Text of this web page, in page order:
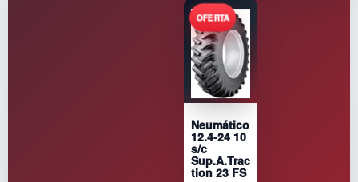
Neumático
12.4-24 10
s/c
Sup.A.Trac
tion 23 FS